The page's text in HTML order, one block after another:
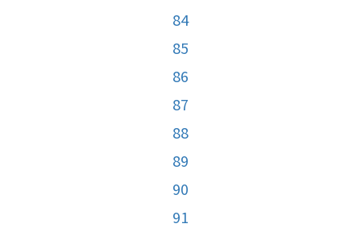
84
85
86
87
88
89
90
91